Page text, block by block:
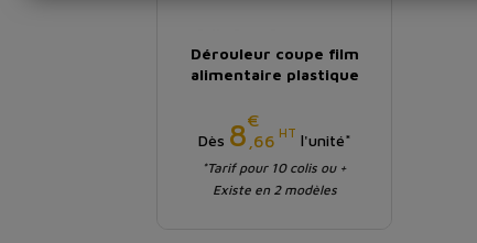
Dérouleur coupe film
alimentaire plastique
Dès 8€
,66 HT l'unité*
*Tarif pour 10 colis ou +
Existe en 2 modèles